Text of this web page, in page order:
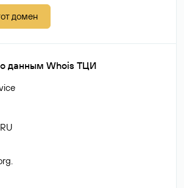
домен
данным Whois ТЦИ